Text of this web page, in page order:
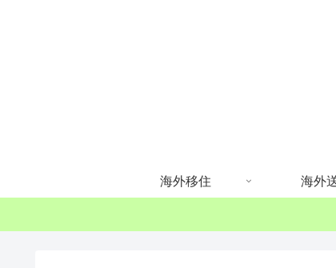
海外移住 海外